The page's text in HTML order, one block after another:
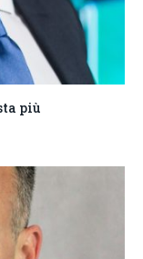
più